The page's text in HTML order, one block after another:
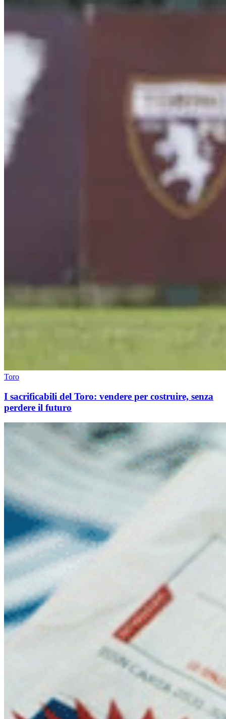
Toro
I sacrificabili del Toro: vendere per costruire, senza
perdere il futuro